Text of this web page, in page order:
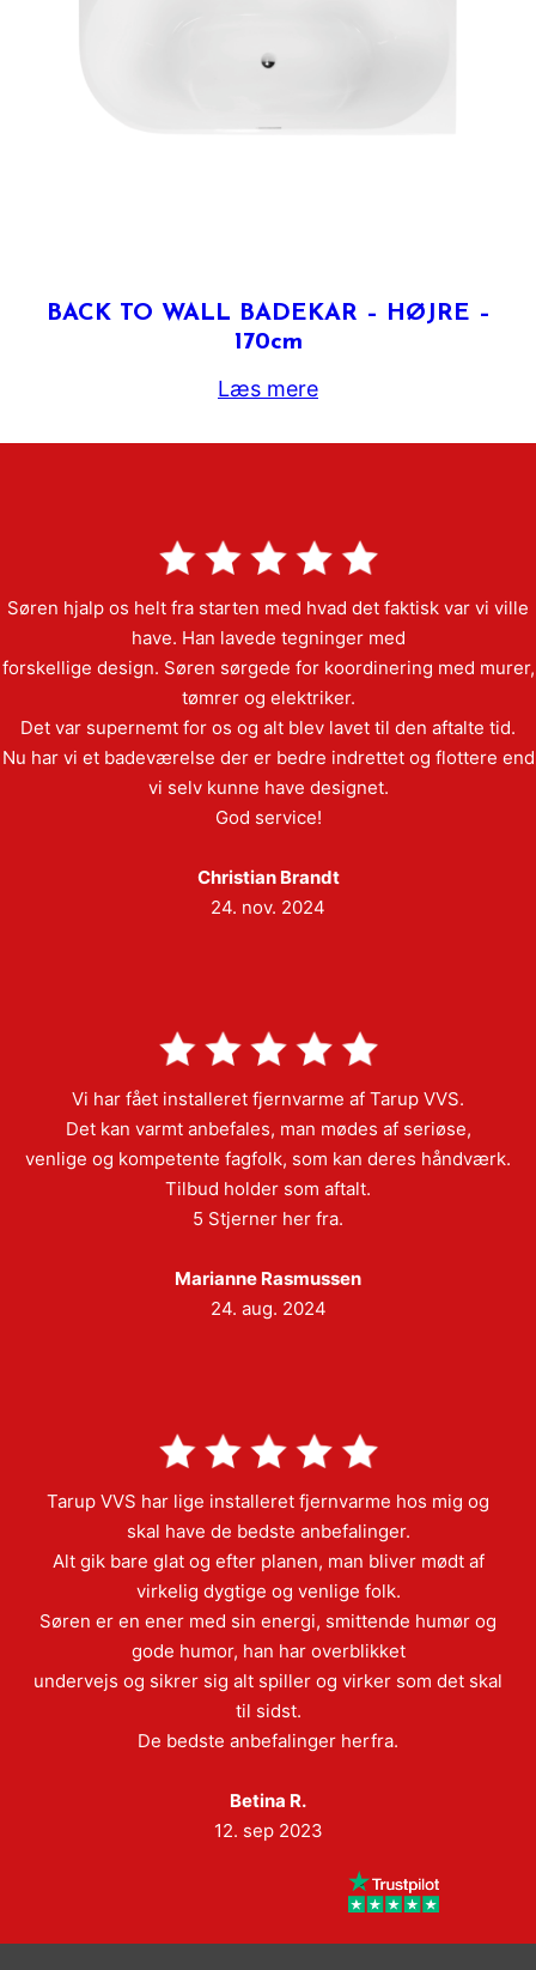
BACK TO WALL BADEKAR – HØJRE –
170cm
Læs mere
Søren hjalp os helt fra starten med hvad det faktisk var vi ville
have. Han lavede tegninger med
forskellige design. Søren sørgede for koordinering med murer,
tømrer og elektriker.
Det var supernemt for os og alt blev lavet til den aftalte tid.
Nu har vi et badeværelse der er bedre indrettet og flottere end
vi selv kunne have designet.
God service!
Christian Brandt
24. nov. 2024
Vi har fået installeret fjernvarme af Tarup VVS.
Det kan varmt anbefales, man mødes af seriøse,
venlige og kompetente fagfolk, som kan deres håndværk.
Tilbud holder som aftalt.
5 Stjerner her fra.
Marianne Rasmussen
24. aug. 2024
Tarup VVS har lige installeret fjernvarme hos mig og
skal have de bedste anbefalinger.
Alt gik bare glat og efter planen, man bliver mødt af
virkelig dygtige og venlige folk.
Søren er en ener med sin energi, smittende humør og
gode humor, han har overblikket
undervejs og sikrer sig alt spiller og virker som det skal
til sidst.
De bedste anbefalinger herfra.
Betina R.
12. sep 2023